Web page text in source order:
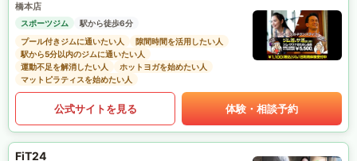
橋本店
スポーツジム
駅から徒歩6分
プール付きジムに通いたい人
隙間時間を活用したい人
駅から5分以内のジムに通いたい人
運動不足を解消したい人
ホットヨガを始めたい人
マットピラティスを始めたい人
公式サイトを見る 体験・相談予約
FiT24